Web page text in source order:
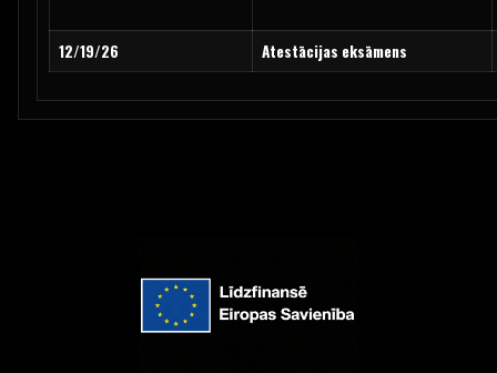
12/19/26 Atestācijas eksāmens